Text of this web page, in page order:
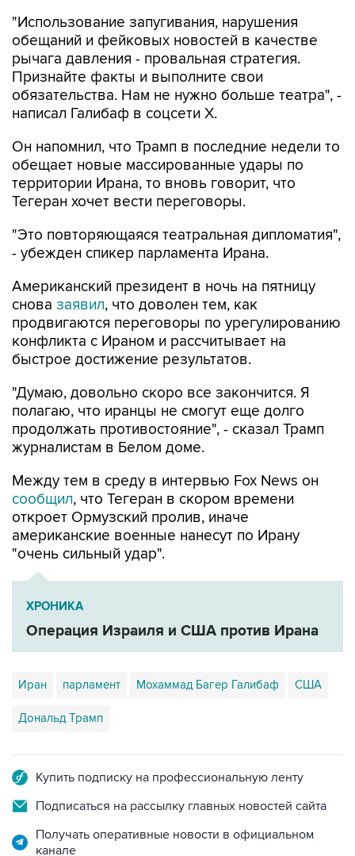
"Использование запугивания, нарушения
обещаний и фейковых новостей в качестве
рычага давления - провальная стратегия.
Признайте факты и выполните свои
обязательства. Нам не нужно больше театра", -
написал Галибаф в соцсети X.
Он напомнил, что Трамп в последние недели то
обещает новые массированные удары по
территории Ирана, то вновь говорит, что
Тегеран хочет вести переговоры.
"Это повторяющаяся театральная дипломатия",
- убежден спикер парламента Ирана.
Американский президент в ночь на пятницу
снова заявил, что доволен тем, как
продвигаются переговоры по урегулированию
конфликта с Ираном и рассчитывает на
быстрое достижение результатов.
"Думаю, довольно скоро все закончится. Я
полагаю, что иранцы не смогут еще долго
продолжать противостояние", - сказал Трамп
журналистам в Белом доме.
Между тем в среду в интервью Fox News он
сообщил, что Тегеран в скором времени
откроет Ормузский пролив, иначе
американские военные нанесут по Ирану
"очень сильный удар".
ХРОНИКА
Операция Израиля и США против Ирана
Иран парламент Мохаммад Багер Галибаф США
Дональд Трамп
Купить подписку на профессиональную ленту
Подписаться на рассылку главных новостей сайта
Получать оперативные новости в официальном
канале